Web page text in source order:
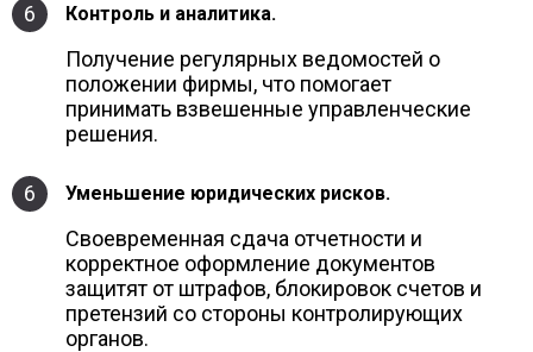
6 Контроль и аналитика.
Получение регулярных ведомостей о
положении фирмы, что помогает
принимать взвешенные управленческие
решения.
6 Уменьшение юридических рисков.
Своевременная сдача отчетности и
корректное оформление документов
защитят от штрафов, блокировок счетов и
претензий со стороны контролирующих
органов.